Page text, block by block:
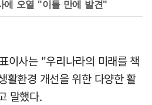
에 오열 "이틀 만에 발견"
이사는 "우리나라의 미래를 책
활환경 개선을 위한 다양한 활
말했다.